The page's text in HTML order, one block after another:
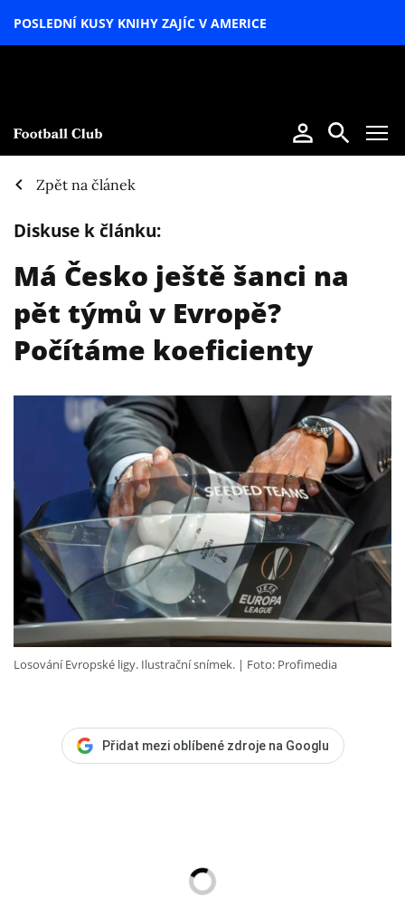
POSLEDNÍ KUSY KNIHY ZAJÍC V AMERICE
Zpět na článek
Diskuse k článku:
Má Česko ještě šanci na
pět týmů v Evropě?
Počítáme koeficienty
Losování Evropské ligy. Ilustrační snímek. Foto: Profimedia
Přidat mezi oblíbené zdroje na Googlu